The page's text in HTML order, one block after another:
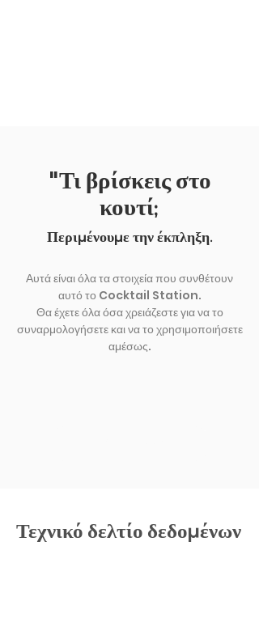
"Τι βρίσκεις στο
κουτί;
Περιμένουμε την έκπληξη.
Αυτά είναι όλα τα στοιχεία που συνθέτουν
αυτό το Cocktail Station.
Θα έχετε όλα όσα χρειάζεστε για να το
συναρμολογήσετε και να το χρησιμοποιήσετε
αμέσως.
Τεχνικό δελτίο δεδομένων